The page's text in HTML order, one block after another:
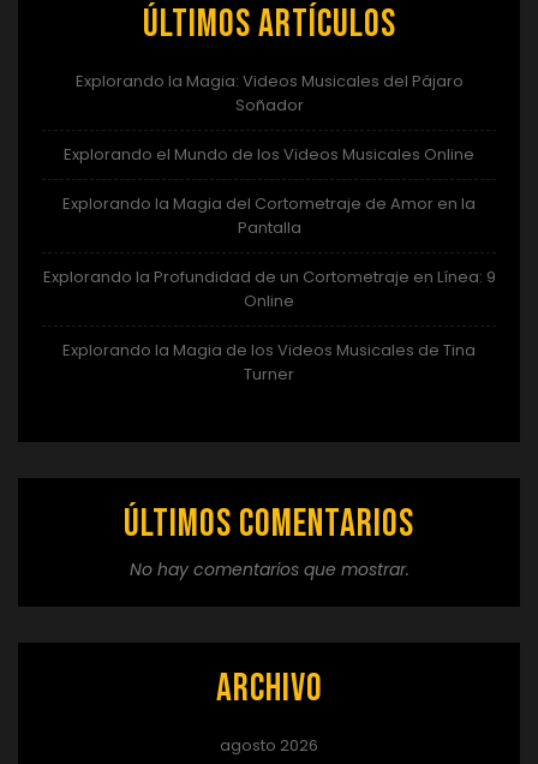
Últimos artículos
Explorando la Magia: Videos Musicales del Pájaro
Soñador
Explorando el Mundo de los Videos Musicales Online
Explorando la Magia del Cortometraje de Amor en la
Pantalla
Explorando la Profundidad de un Cortometraje en Línea: 9
Online
Explorando la Magia de los Videos Musicales de Tina
Turner
Últimos comentarios
No hay comentarios que mostrar.
Archivo
agosto 2026